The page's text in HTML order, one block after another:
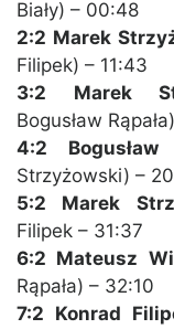
Biały) – 00:48
2:2 Marek
Filipek) – 11:43
3:2 Marek
Bogusław
4:2 Bogusław
Strzyżowski) –
5:2 Marek
Filipek – 31:37
6:2 Mateusz
Rąpała) – 32:10
7:2 Konrad